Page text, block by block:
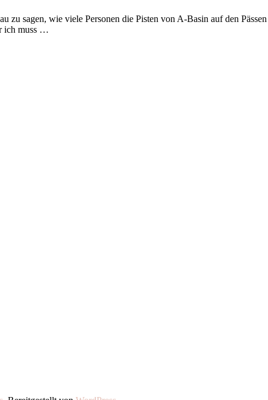
sagen, wie viele Personen die Pisten von A-Basin auf den
ich muss …